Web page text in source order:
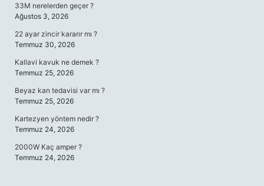
33M nerelerden geçer ?
Ağustos 3, 2026
22 ayar zincir kararır mı ?
Temmuz 30, 2026
Kallavi kavuk ne demek ?
Temmuz 25, 2026
Beyaz kan tedavisi var mı ?
Temmuz 25, 2026
Kartezyen yöntem nedir ?
Temmuz 24, 2026
2000W Kaç amper ?
Temmuz 24, 2026